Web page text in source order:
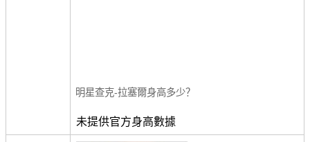
明星查克-拉塞爾身高多少？
未提供官方身高數據